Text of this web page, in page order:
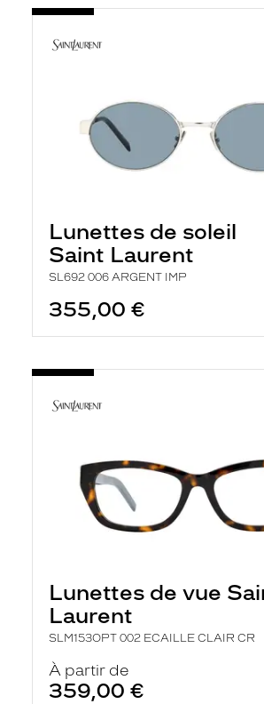
Lunettes de soleil
Saint Laurent
SL692 006 ARGENT IMP
355,00 €
Lunettes de vue
Laurent
SLM153OPT 002 ECAILLE CLAIR CR
À partir de
359,00 €